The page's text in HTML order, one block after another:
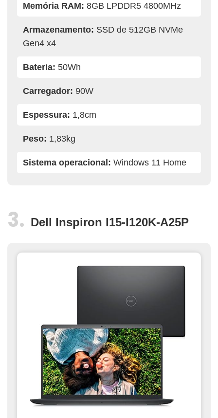
Memória RAM: 8GB LPDDR5 4800MHz
Armazenamento: SSD de 512GB NVMe
Gen4 x4
Bateria: 50Wh
Carregador: 90W
Espessura: 1,8cm
Peso: 1,83kg
Sistema operacional: Windows 11 Home
Dell Inspiron I15-I120K-A25P